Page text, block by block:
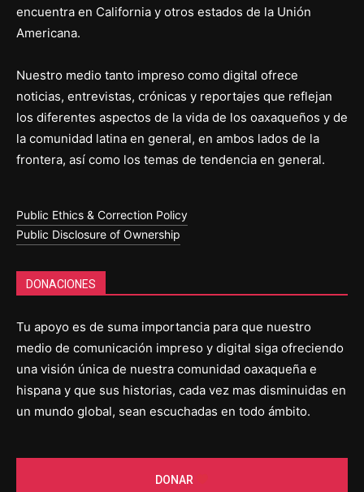
encuentra en California y otros estados de la Unión
Americana.
Nuestro medio tanto impreso como digital ofrece
noticias, entrevistas, crónicas y reportajes que reflejan
los diferentes aspectos de la vida de los oaxaqueños y de
la comunidad latina en general, en ambos lados de la
frontera, así como los temas de tendencia en general.
Public Ethics & Correction Policy
Public Disclosure of Ownership
DONACIONES
Tu apoyo es de suma importancia para que nuestro
medio de comunicación impreso y digital siga ofreciendo
una visión única de nuestra comunidad oaxaqueña e
hispana y que sus historias, cada vez mas disminuidas en
un mundo global, sean escuchadas en todo ámbito.
DONAR